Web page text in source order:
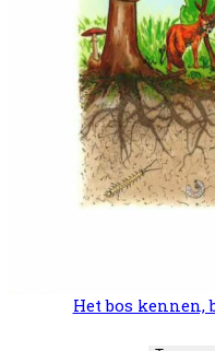
Het bos kennen,